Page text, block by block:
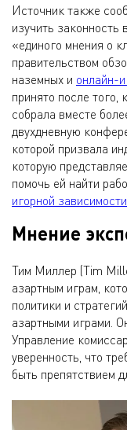
Источник также
изучить
«единого мнения о
правительством
наземных и онлайн-
принято после
собрала вместе
двухдневную
которой призвала
которую
помочь ей найти
игорной зависимости
Мнение
Тим Миллер (Tim
азартным играм,
политики и
азартными играми.
Управление
уверенность, что
быть препятствием